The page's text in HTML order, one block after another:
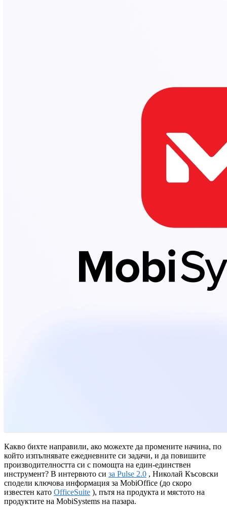
Какво бихте направили, ако можехте да промените начина, по
който изпълнявате ежедневните си задачи, и да повишите
производителността си с помощта на един-единствен
инструмент? В интервюто си за Pulse 2.0 , Николай Късовски
сподели ключова информация за MobiOffice (до скоро
известен като OfficeSuite ), пътя на продукта и мястото на
продуктите на MobiSystems на пазара.